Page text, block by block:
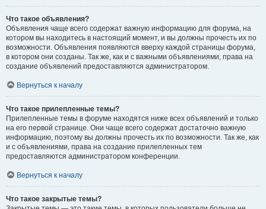
Что такое объявления?
Объявления чаще всего содержат важную информацию для форума, на
котором вы находитесь в настоящий момент, и вы должны прочесть их по
возможности. Объявления появляются вверху каждой страницы форума,
в котором они созданы. Так же, как и с важными объявлениями, права на
создание объявлений предоставляются администратором.
Вернуться к началу
Что такое прилепленные темы?
Прилепленные темы в форуме находятся ниже всех объявлений и только
на его первой странице. Они чаще всего содержат достаточно важную
информацию, поэтому вы должны прочесть их по возможности. Так же, как
и с объявлениями, права на создание прилепленных тем
предоставляются администратором конференции.
Вернуться к началу
Что такое закрытые темы?